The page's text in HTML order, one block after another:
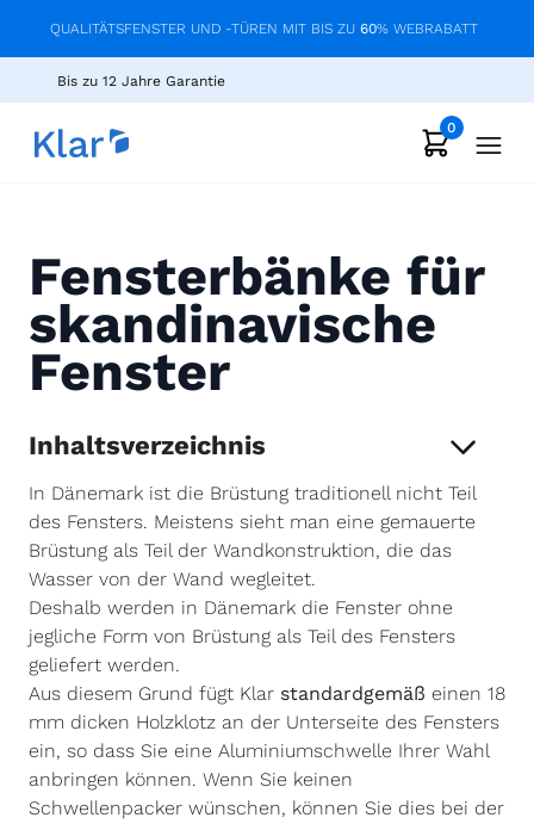
QUALITÄTSFENSTER UND -TÜREN MIT BIS ZU 60% WEBRABATT
Bis zu 12 Jahre Garantie
0
Fensterbänke für
skandinavische
Fenster
Inhaltsverzeichnis
In Dänemark ist die Brüstung traditionell nicht Teil
des Fensters. Meistens sieht man eine gemauerte
Brüstung als Teil der Wandkonstruktion, die das
Wasser von der Wand wegleitet.
Deshalb werden in Dänemark die Fenster ohne
jegliche Form von Brüstung als Teil des Fensters
geliefert werden.
Aus diesem Grund fügt Klar standardgemäß einen 18
mm dicken Holzklotz an der Unterseite des Fensters
ein, so dass Sie eine Aluminiumschwelle Ihrer Wahl
anbringen können. Wenn Sie keinen
Schwellenpacker wünschen, können Sie dies bei der